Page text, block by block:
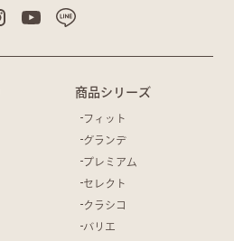
商品シリーズ
フィット
グランデ
プレミアム
セレクト
クラシコ
バリエ